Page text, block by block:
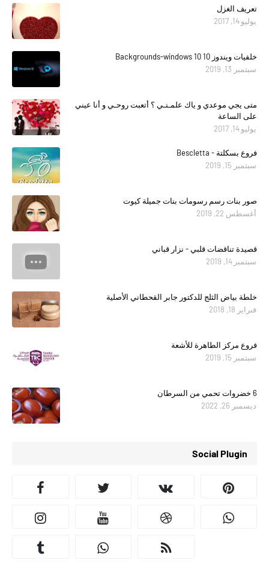
تعريف الغزل
يوليو 14, 2017
خلفيات ويندوز 10 Backgrounds-windows 10
سبتمبر 13, 2019
متى يجي موعدي و ياك علمـنـي ؟ أتعبت روحـي و أنا عيني
على الساعة
يوليو 14, 2017
فروع بسكلتة - Bescletta
سبتمبر 15, 2019
صور بنات رسم رسومات بنات جميلة كيوت
أغسطس 22, 2019
قصيدة تناقضات قلبي - نزار قباني
سبتمبر 14, 2019
خلطة بياض الثلج للدكتور جابر القحطاني الأصلية
فبراير 18, 2018
فروع مركز الطاهرة للأشعة
سبتمبر 15, 2019
6 خضروات تحمي من السرطان
ديسمبر 26, 2022
Social Plugin